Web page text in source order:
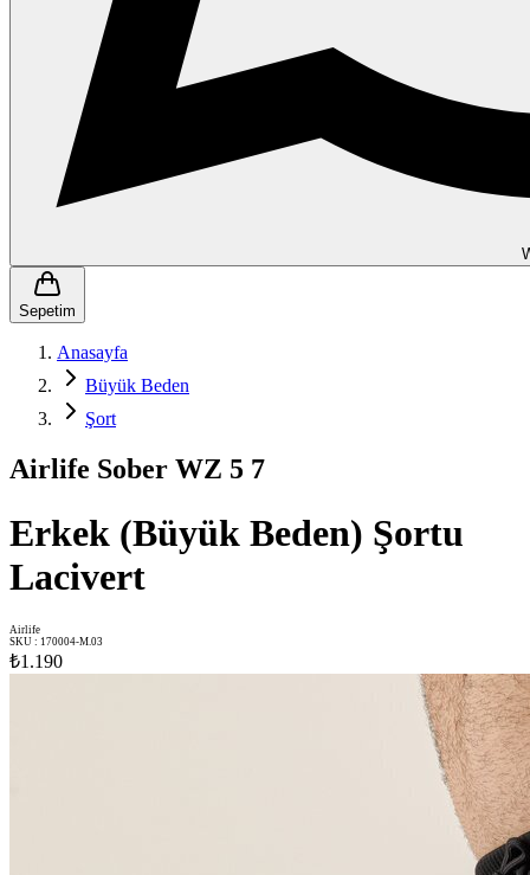
Sepetim
Anasayfa
Büyük Beden
Şort
Airlife Sober WZ 5 7
Erkek (Büyük Beden) Şortu
Lacivert
Airlife
SKU : 170004-M.03
₺1.190